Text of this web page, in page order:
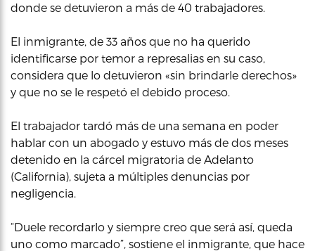
donde se detuvieron a más de 40 trabajadores.
El inmigrante, de 33 años que no ha querido
identificarse por temor a represalias en su caso,
considera que lo detuvieron «sin brindarle derechos»
y que no se le respetó el debido proceso.
El trabajador tardó más de una semana en poder
hablar con un abogado y estuvo más de dos meses
detenido en la cárcel migratoria de Adelanto
(California), sujeta a múltiples denuncias por
negligencia.
“Duele recordarlo y siempre creo que será así, queda
uno como marcado”, sostiene el inmigrante, que hace